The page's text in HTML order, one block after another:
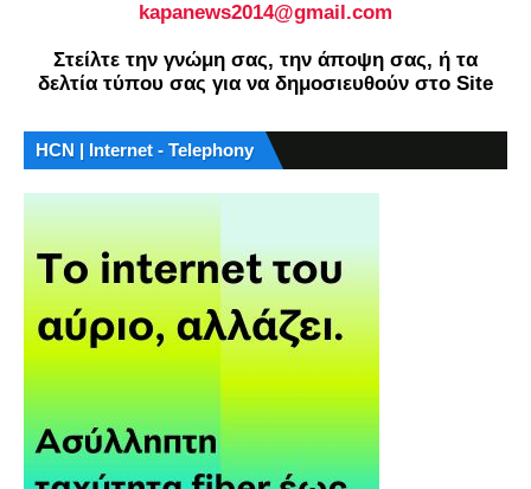
kapanews2014@gmail.com
Στείλτε την γνώμη σας, την άποψη σας, ή τα
δελτία τύπου σας για να δημοσιευθούν στο Site
HCN | Internet - Telephony